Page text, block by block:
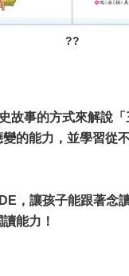
??
故事的方式來解說
的能力，並學習從
，讓孩子能跟著念
能力！